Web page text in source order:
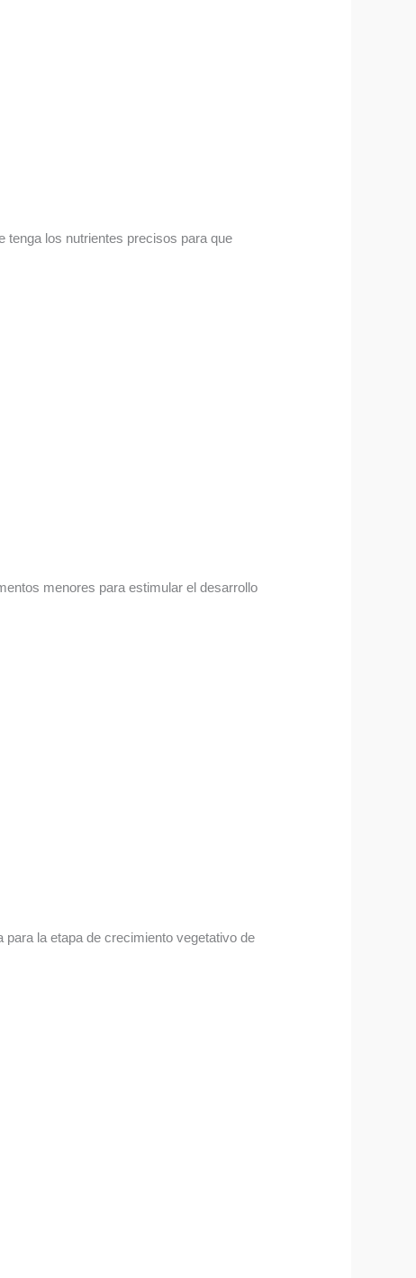
tenga los nutrientes precisos para que
menores para estimular el desarrollo
la etapa de crecimiento vegetativo de